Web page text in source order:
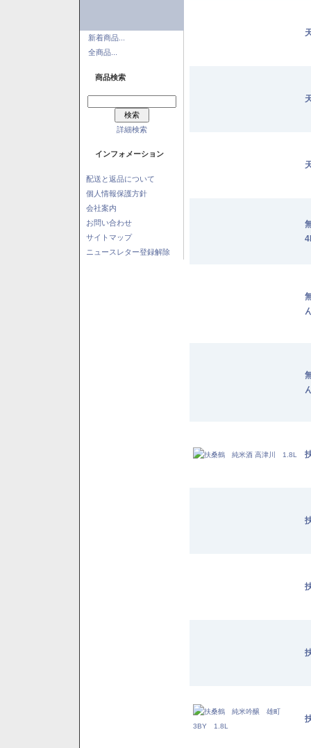
新着商品...
全商品...
商品検索
詳細検索
インフォメーション
配送と返品について
個人情報保護方針
会社案内
お問い合わせ
サイトマップ
ニュースレター登録解除